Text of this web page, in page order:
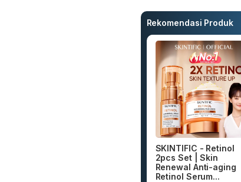
Rekomendasi Produk
SKINTIFIC - Retinol
2pcs Set | Skin
Renewal Anti-aging
Retinol Serum...